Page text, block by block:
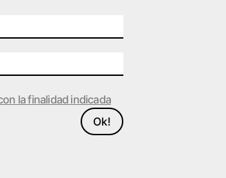
la finalidad indicada
Ok!